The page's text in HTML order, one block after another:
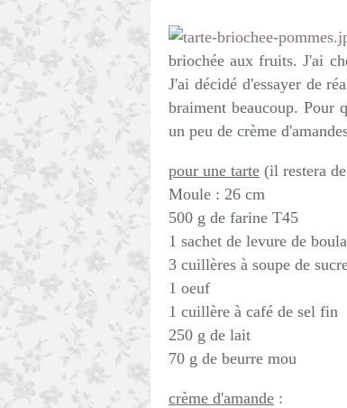
briochée aux fruits. J'ai
J'ai décidé d'essayer de
braiment beaucoup. Pour
un peu de crème
pour une tarte (il restera
Moule : 26 cm
500 g de farine T45
1 sachet de levure de
3 cuillères à soupe de
1 oeuf
1 cuillère à café de sel fin
250 g de lait
70 g de beurre mou
crème d'amande :